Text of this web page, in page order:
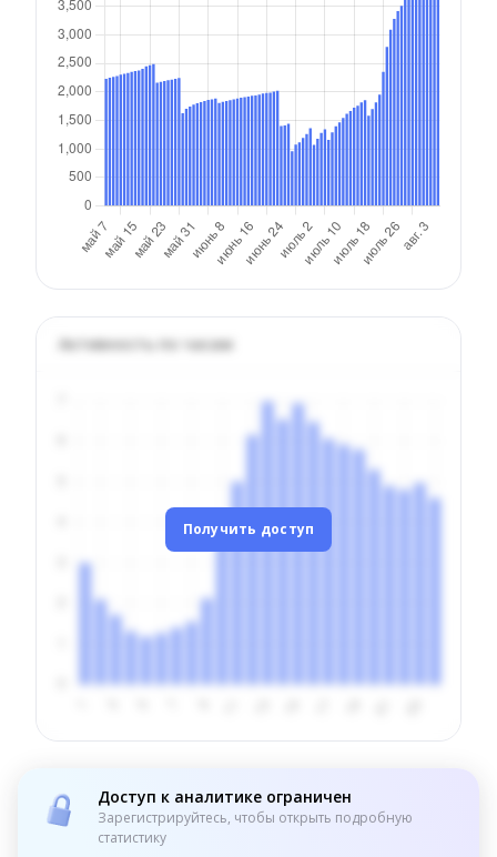
Активность по часам
Получить доступ
Доступ к аналитике ограничен
Зарегистрируйтесь, чтобы открыть подробную
статистику